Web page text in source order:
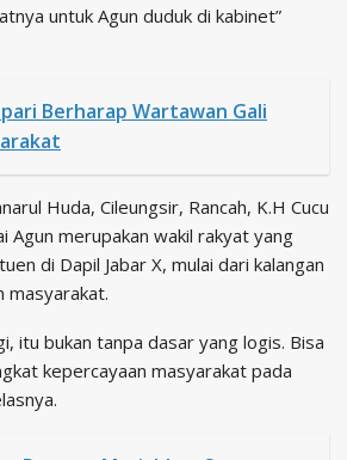
untuk Agun duduk di kabinet”
Berharap Wartawan Gali
Huda, Cileungsir, Rancah, K.H Cucu
Agun merupakan wakil rakyat yang
di Dapil Jabar X, mulai dari kalangan
masyarakat.
itu bukan tanpa dasar yang logis. Bisa
kepercayaan masyarakat pada